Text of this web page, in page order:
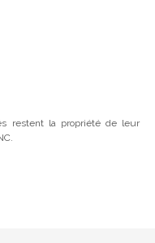
restent la propriété de leur